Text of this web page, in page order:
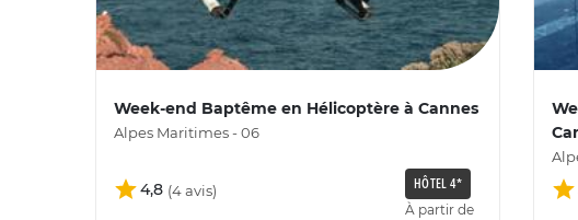
Week-end Baptême en Hélicoptère à Cannes
Alpes Maritimes - 06
4,8 HÔTEL 4*
À partir de